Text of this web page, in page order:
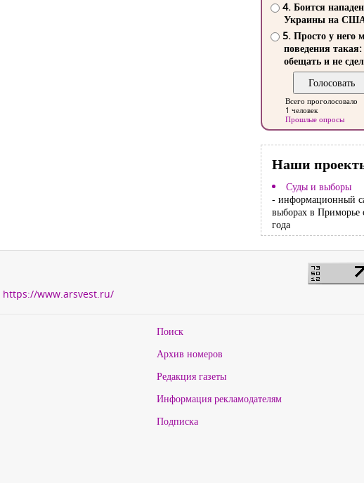
4. Боится
Украины на
5. Просто у него
поведения такая:
обещать и не
Всего проголосовало
1 человек
Прошлые опросы
Наши
Суды и выборы
- информационный
выборах в Приморье
года
https://www.arsvest.ru/
Поиск
Архив номеров
Редакция газеты
Информация рекламодателям
Подписка